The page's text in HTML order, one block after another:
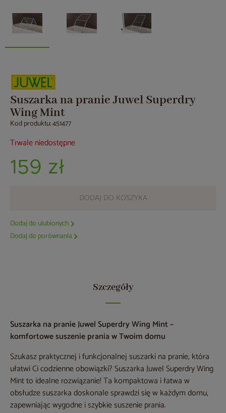
Suszarka na pranie Juwel Superdry
Wing Mint
Kod produktu: 451477
Trwale niedostępne
159 zł
DODAJ DO KOSZYKA
Dodaj do ulubionych
Dodaj do porównania
Szczegóły
Suszarka na pranie Juwel Superdry Wing Mint –
komfortowe suszenie prania w Twoim domu
Szukasz praktycznej i funkcjonalnej suszarki na pranie, która
ułatwi Ci codzienne obowiązki? Suszarka Juwel Superdry Wing
Mint to idealne rozwiązanie! Ta kompaktowa i łatwa w
obsłudze suszarka doskonale sprawdzi się w każdym domu,
zapewniając wygodne i szybkie suszenie prania.